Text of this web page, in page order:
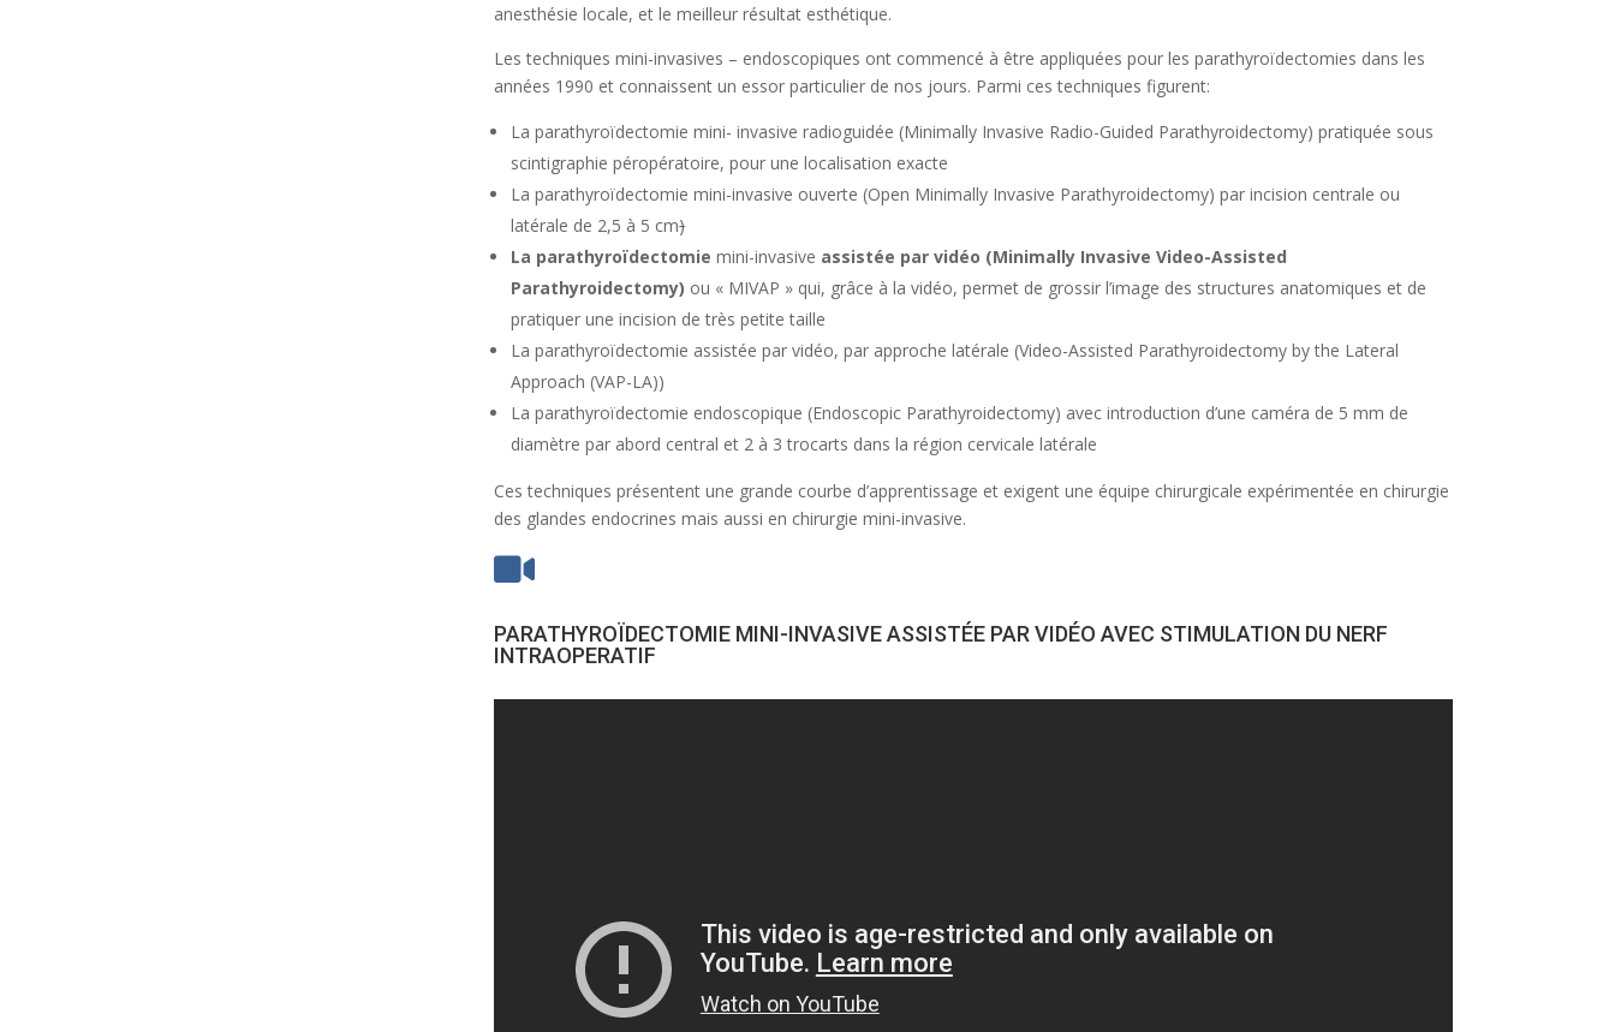
anesthésie locale, et le meilleur résultat esthétique.
Les techniques mini-invasives – endoscopiques ont commencé à être appliquées pour les parathyroïdectomies dans les
années 1990 et connaissent un essor particulier de nos jours. Parmi ces techniques figurent:
La parathyroïdectomie mini- invasive radioguidée (Minimally Invasive Radio-Guided Parathyroidectomy) pratiquée sous
scintigraphie péropératoire, pour une localisation exacte
La parathyroïdectomie mini-invasive ouverte (Open Minimally Invasive Parathyroidectomy) par incision centrale ou
latérale de 2,5 à 5 cm)
La parathyroïdectomiemini-invasive assistée par vidéo (Minimally Invasive Video-Assisted
Parathyroidectomy) ou « MIVAP » qui, grâce à la vidéo, permet de grossir l’image des structures anatomiques et de
pratiquer une incision de très petite taille
La parathyroïdectomie assistée par vidéo, par approche latérale (Video-Assisted Parathyroidectomy by the Lateral
Approach (VAP-LA))
La parathyroïdectomie endoscopique (Endoscopic Parathyroidectomy) avec introduction d’une caméra de 5 mm de
diamètre par abord central et 2 à 3 trocarts dans la région cervicale latérale
Ces techniques présentent une grande courbe d’apprentissage et exigent une équipe chirurgicale expérimentée en chirurgie
des glandes endocrines mais aussi en chirurgie mini-invasive.

PARATHYROÏDECTOMIE MINI-INVASIVE ASSISTÉE PAR VIDÉO AVEC STIMULATION DU NERF
INTRAOPERATIF